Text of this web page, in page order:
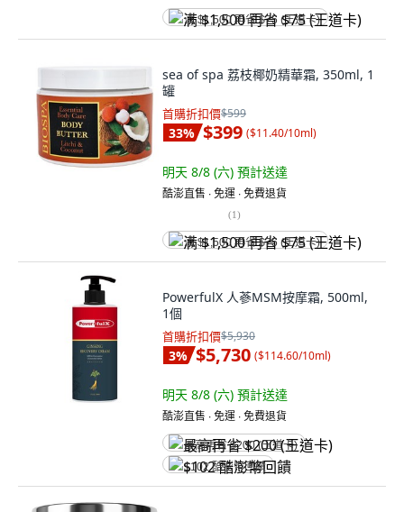
满 $1,500 再省 $75 (王道卡)
sea of spa 荔枝椰奶精華霜, 350ml, 1
罐
首購折扣價$599
33% $399 ($11.40/10ml)
明天 8/8 (六) 預計送達
酷澎直售 ∙ 免運 ∙ 免費退貨
(1)
满 $1,500 再省 $75 (王道卡)
PowerfulX 人蔘MSM按摩霜, 500ml,
1個
首購折扣價$5,930
3% $5,730 ($114.60/10ml)
明天 8/8 (六) 預計送達
酷澎直售 ∙ 免運 ∙ 免費退貨
最高再省 $200 (王道卡)
$102 酷澎幣回饋